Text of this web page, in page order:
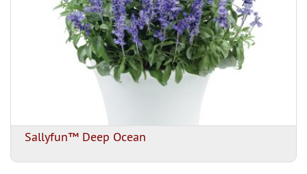
Sallyfun™ Deep Ocean